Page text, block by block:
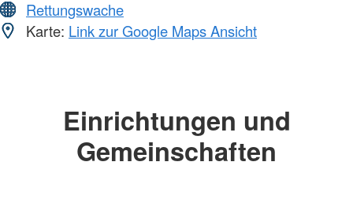
Rettungswache
Karte: Link zur Google Maps Ansicht
Einrichtungen und
Gemeinschaften